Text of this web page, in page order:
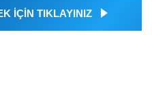
İÇİN TIKLAYINIZ